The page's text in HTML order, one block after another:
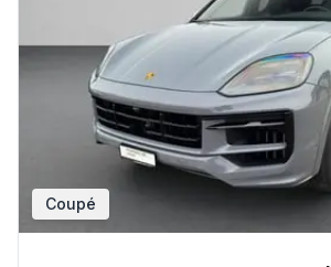
Coupé